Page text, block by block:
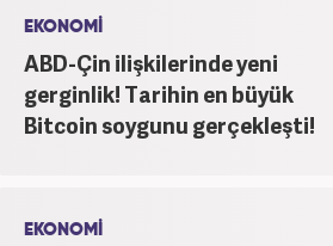
EKONOMİ
ABD-Çin ilişkilerinde yeni
gerginlik! Tarihin en büyük
Bitcoin soygunu gerçekleşti!
EKONOMİ